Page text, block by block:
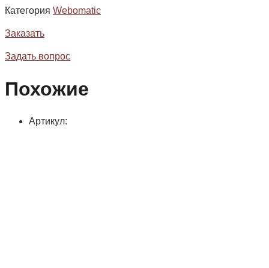
Категория Webomatic
Заказать
Задать вопрос
Похожие
Артикул: